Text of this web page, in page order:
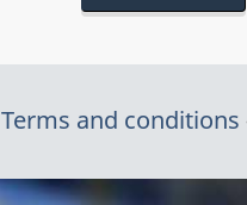
Terms and conditions